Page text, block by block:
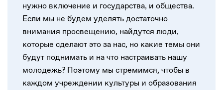
нужно включение и государства, и общества.
Если мы не будем уделять достаточно
внимания просвещению, найдутся люди,
которые сделают это за нас, но какие темы они
будут поднимать и на что настраивать нашу
молодежь? Поэтому мы стремимся, чтобы в
каждом учреждении культуры и образования